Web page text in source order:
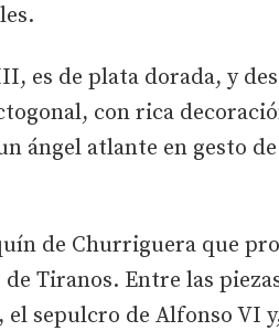
es de plata dorada, y
con rica
ángel atlante en gesto
de Churriguera que
Tiranos. Entre las
sepulcro de Alfonso VI